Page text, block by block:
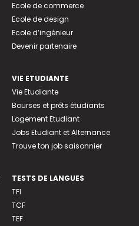
Ecole de commerce
Ecole de design
Ecole d’ingénieur
Devenir partenaire
VIE ETUDIANTE
Vie Etudiante
Bourses et prêts étudiants
Logement Etudiant
Jobs Etudiant et Alternance
Trouve ton job saisonnier
TESTS DE LANGUES
TFI
TCF
TEF